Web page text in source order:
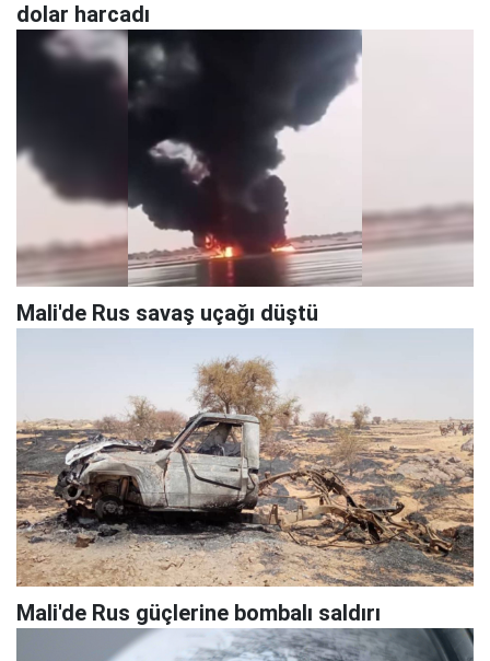
dolar harcadı
Mali'de Rus savaş uçağı düştü
Mali'de Rus güçlerine bombalı saldırı